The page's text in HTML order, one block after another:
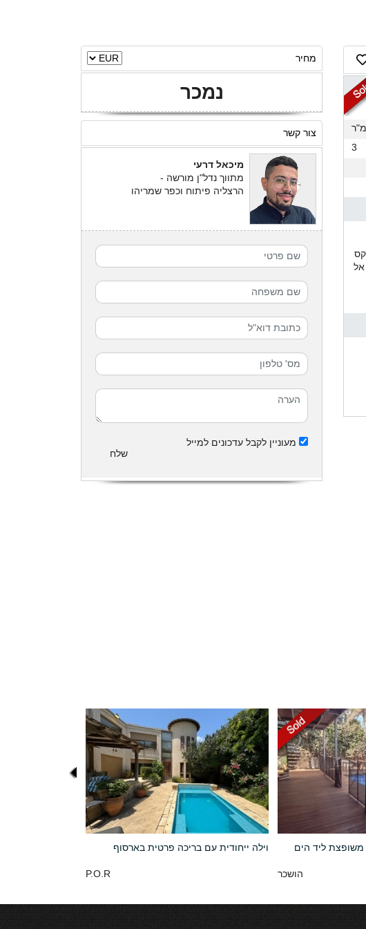
3
אל
מחיר
נמכר
צור קשר
מיכאל דרעי
מתווך נדל"ן מורשה -
הרצליה פיתוח וכפר שמריהו
מעוניין לקבל עדכונים למייל
שלח
וילה ייחודית עם בריכה פרטית בארסוף
P.O.R
משופצת ליד הים
הושכר